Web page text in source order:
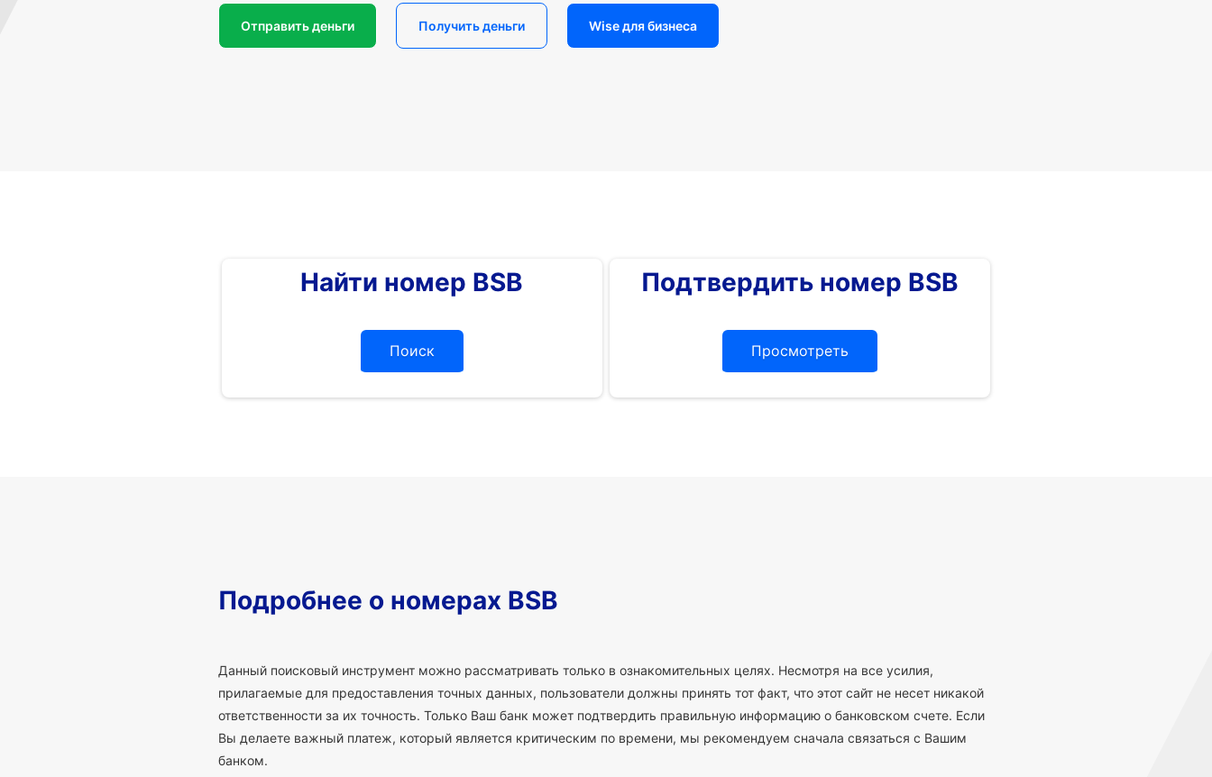
Отправить деньги Получить деньги Wise для бизнеса
Найти номер BSB
Поиск
Подтвердить номер BSB
Просмотреть
Подробнее о номерах BSB
Данный поисковый инструмент можно рассматривать только в ознакомительных целях. Несмотря на все усилия,
прилагаемые для предоставления точных данных, пользователи должны принять тот факт, что этот сайт не несет никакой
ответственности за их точность. Только Ваш банк может подтвердить правильную информацию о банковском счете. Если
Вы делаете важный платеж, который является критическим по времени, мы рекомендуем сначала связаться с Вашим
банком.